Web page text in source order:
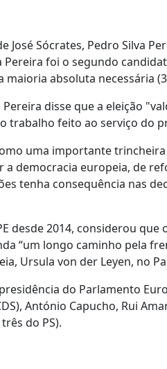
Sócrates, Pedro Silva
foi o segundo
absoluta necessária
disse que a eleição
trabalho feito ao serviço do
uma importante
democracia europeia, de
tenha consequência nas
desde 2014, considerou
“um longo caminho pela
Ursula von der Leyen, no
do Parlamento
António Capucho, Rui
do PS).